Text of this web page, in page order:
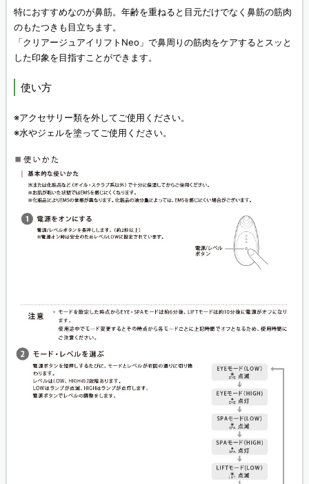
特におすすめなのが鼻筋。年齢を重ねると目元だけでなく鼻筋の筋肉
のもたつきも目立ちます。
「クリアージュアイリフトNeo」で鼻周りの筋肉をケアするとスッと
した印象を目指すことができます。
使い方
※アクセサリー類を外してご使用ください。
※水やジェルを塗ってご使用ください。